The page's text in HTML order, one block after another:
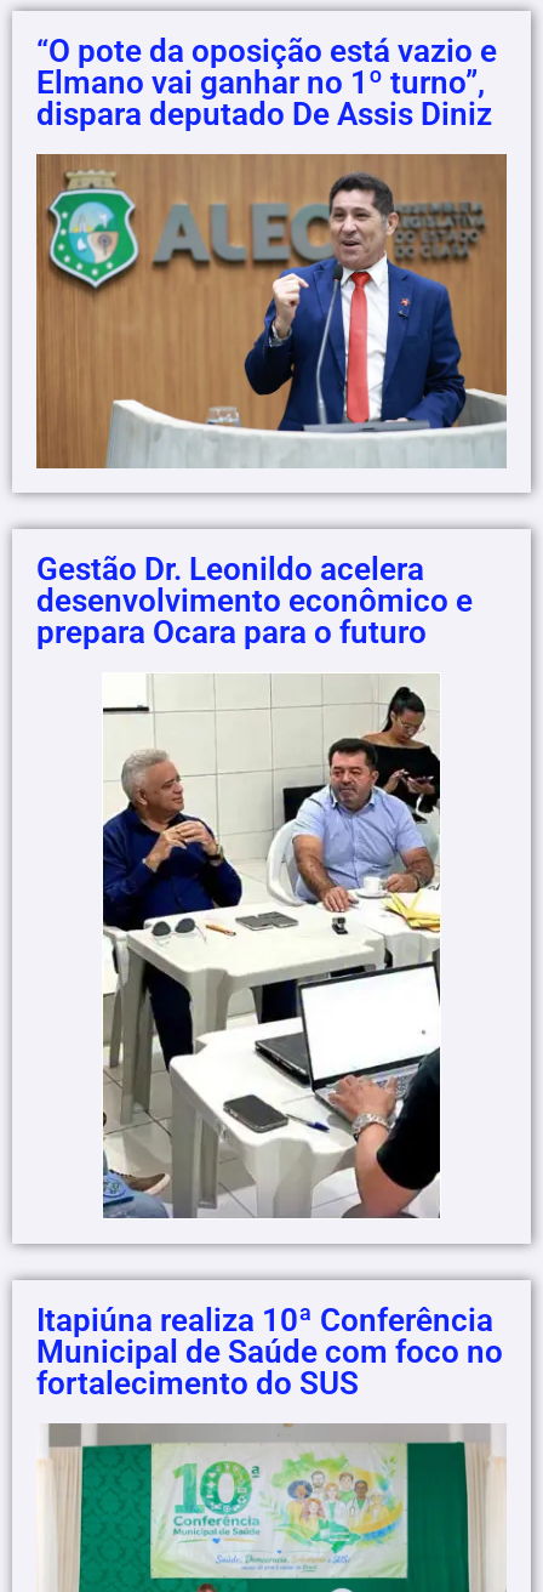
“O pote da oposição está vazio e
Elmano vai ganhar no 1º turno”,
dispara deputado De Assis Diniz
Gestão Dr. Leonildo acelera
desenvolvimento econômico e
prepara Ocara para o futuro
Itapiúna realiza 10ª Conferência
Municipal de Saúde com foco no
fortalecimento do SUS